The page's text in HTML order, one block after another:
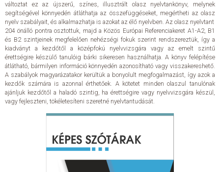
változtat ez az újszerű, színes, illusztrált olasz nyelvtankönyv, melynek
segítségével könnyedén átláthatja az összefüggéseket, megértheti az olasz
nyelv szabályait, és alkalmazhatja is azokat az élő nyelvben. Az olasz nyelvtant
204 önálló pontra osztottuk, majd a Közös Európai Referenciakeret A1-A2, B1
és B2 szintjeinek megfelelően nehézségi fokuk szerint rendszereztük, így a
kiadványt a kezdőtől a középfokú nyelvvizsgára vagy az emelt szintű
érettségire készülő tanulóig bárki sikeresen használhatja. A könyv felépítése
átlátható, bármilyen információ könnyedén azonosítható vagy visszakereshető.
A szabályok magyarázatakor kerültük a bonyolult megfogalmazást, így azok a
kezdők számára is azonnal érthetőek. A kötetet minden olaszul tanulónak
ajánljuk kezdőtől a haladó szintig, ha érettségire vagy nyelvvizsgára készül,
vagy fejleszteni, tökéletesíteni szeretné nyelvtantudását.